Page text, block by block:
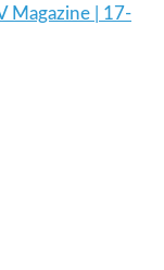
Magazine | 17-